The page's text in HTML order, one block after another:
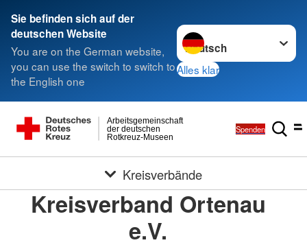
Sie befinden sich auf der
deutschen Website
You are on the German website,
you can use the switch to switch to
the English one
Sprache wechseln zu
Alles klar
Rotkreuz-Museen
der deutschen
Arbeitsgemeinschaft
Spenden
Kreisverbände
Kreisverband Ortenau
e.V.